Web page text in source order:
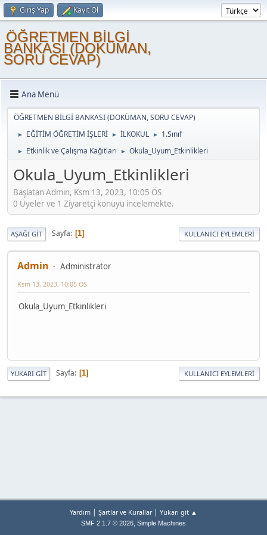
Giriş Yap Kayıt Ol
ÖĞRETMEN BİLGİ
BANKASI (DOKÜMAN,
SORU CEVAP)
Ana Menü
ÖĞRETMEN BİLGİ BANKASI (DOKÜMAN, SORU CEVAP)
► EĞİTİM ÖĞRETİM İŞLERİ ► İLKOKUL ► 1.Sınıf
► Etkinlik ve Çalışma Kağıtları ► Okula_Uyum_Etkinlikleri
Okula_Uyum_Etkinlikleri
Başlatan Admin, Ksm 13, 2023, 10:05 ÖS
0 Üyeler ve 1 Ziyaretçi konuyu incelemekte.
AŞAĞI GIT Sayfa 1 KULLANICI EYLEMLERI
Admin Administrator
Ksm 13, 2023, 10:05 ÖS
Okula_Uyum_Etkinlikleri
YUKARI GIT Sayfa 1 KULLANICI EYLEMLERI
Yardım | Şartlar ve Kurallar| Yukarı git ▲
SMF 2.1.7 © 2026, Simple Machines